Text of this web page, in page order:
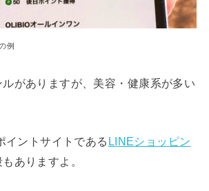
例
がありますが、美容・健康系が多い
イントサイトである LINEショッピン
ありますよ。